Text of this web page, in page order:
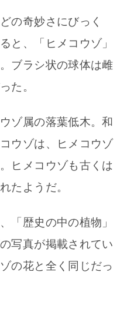
の奇妙さにびっく
と、「ヒメコウゾ」
ブラシ状の球体は雌
た。
ゾ属の落葉低木。和
ウゾは、ヒメコウゾ
ヒメコウゾも古くは
たようだ。
「歴史の中の植物」
写真が掲載されてい
の花と全く同じだっ